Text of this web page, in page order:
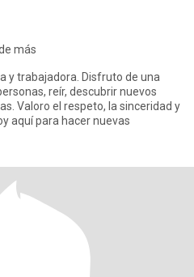
más
y trabajadora. Disfruto de una
reír, descubrir nuevos
Valoro el respeto, la sinceridad y
sentido del humor. Estoy aquí para hacer nuevas